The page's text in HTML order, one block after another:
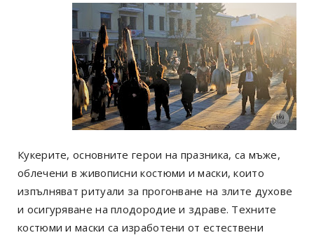
Кукерите, основните герои на празника, са мъже,
облечени в живописни костюми и маски, които
изпълняват ритуали за прогонване на злите духове
и осигуряване на плодородие и здраве. Техните
костюми и маски са изработени от естествени